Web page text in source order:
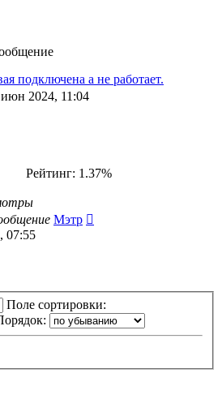
подключена а не работает.
2024, 11:04
Рейтинг: 1.37%
Мэтр
07:55
Поле сортировки: